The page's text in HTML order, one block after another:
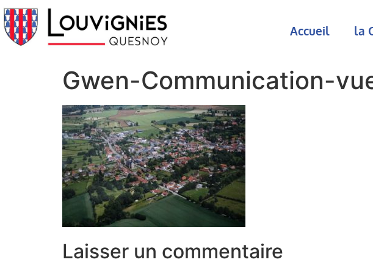
Accueil la
Gwen-Communication-
Laisser un commentaire